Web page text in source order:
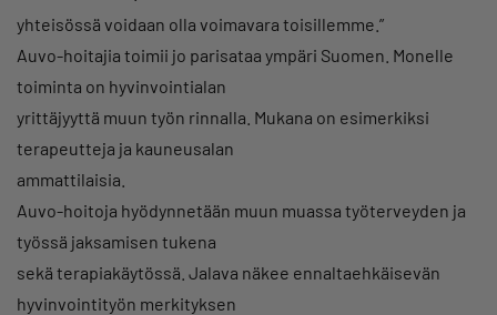
yhteisössä voidaan olla voimavara toisillemme.”
Auvo-hoitajia toimii jo parisataa ympäri Suomen. Monelle
toiminta on hyvinvointialan
yrittäjyyttä muun työn rinnalla. Mukana on esimerkiksi
terapeutteja ja kauneusalan
ammattilaisia.
Auvo-hoitoja hyödynnetään muun muassa työterveyden ja
työssä jaksamisen tukena
sekä terapiakäytössä. Jalava näkee ennaltaehkäisevän
hyvinvointityön merkityksen